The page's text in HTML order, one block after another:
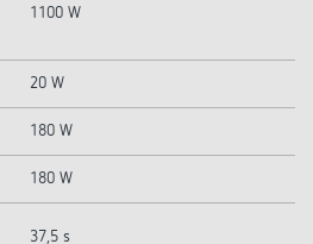
1100 W
20 W
180 W
180 W
37,5 s